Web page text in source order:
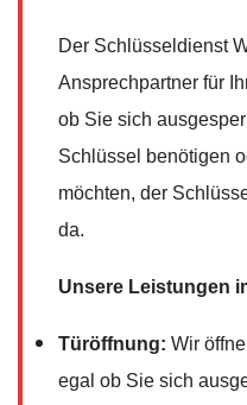
Der Schlüsseldienst
Ansprechpartner für
ob Sie sich
Schlüssel benötigen
möchten, der
da.
Unsere Leistungen
Türöffnung: Wir
egal ob Sie sich